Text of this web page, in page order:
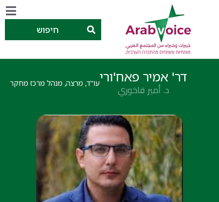
חיפוש
דר' אמיר פאח'ורי
د. أمير فاخوري
עו"ד, מרצה, מנהל מרכז מחקר